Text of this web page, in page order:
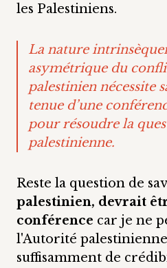
les Palestiniens.
La nature
asymétrique du
palestinien nécessite
tenue d’une
pour résoudre la
palestinienne.
Reste la question de
palestinien, devrait
conférence car je ne
l'Autorité
suffisamment de